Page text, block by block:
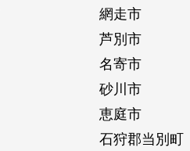
網走市
芦別市
名寄市
砂川市
恵庭市
石狩郡当別町